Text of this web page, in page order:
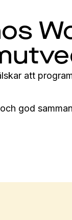
att
god